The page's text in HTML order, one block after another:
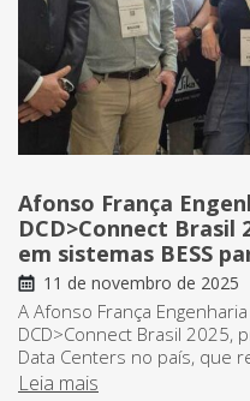
Afonso França
DCD>Connect Brasil
em sistemas BESS
11 de novembro de 2025
A Afonso França
DCD>Connect Brasil 2025,
Data Centers no país, que
Leia mais